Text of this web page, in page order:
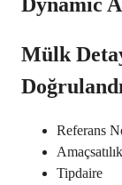
Mülk
Referans
Amaçsatılık
Tipdaire